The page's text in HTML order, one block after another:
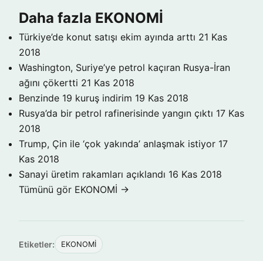
Daha fazla EKONOMİ
Türkiye’de konut satışı ekim ayında arttı 21 Kas
2018
Washington, Suriye’ye petrol kaçıran Rusya-İran
ağını çökertti 21 Kas 2018
Benzinde 19 kuruş indirim 19 Kas 2018
Rusya’da bir petrol rafinerisinde yangın çıktı 17 Kas
2018
Trump, Çin ile ‘çok yakında’ anlaşmak istiyor 17
Kas 2018
Sanayi üretim rakamları açıklandı 16 Kas 2018
Tümünü gör EKONOMİ →
Etiketler: EKONOMİ